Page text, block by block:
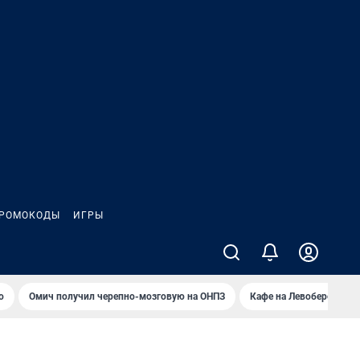
ИГРЫ
Омич получил черепно-мозговую на ОНПЗ Кафе на Левобережье